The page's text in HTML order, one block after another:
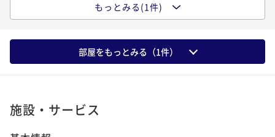
3 days stay ～ ～連泊ステイ～ (朝食付)
¥ 108,634 ~
5,432P 獲得 （還元率5%）
もっとみる(1件)
部屋をもっとみる（1件）
施設・サービス